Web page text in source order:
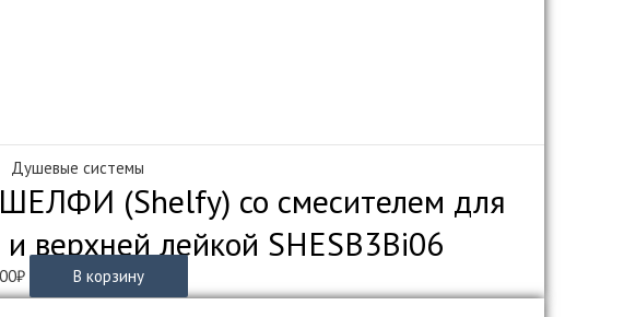
Душевые системы
(Shelfy) со смесителем для
верхней лейкой SHESB3Bi06
₽ В корзину